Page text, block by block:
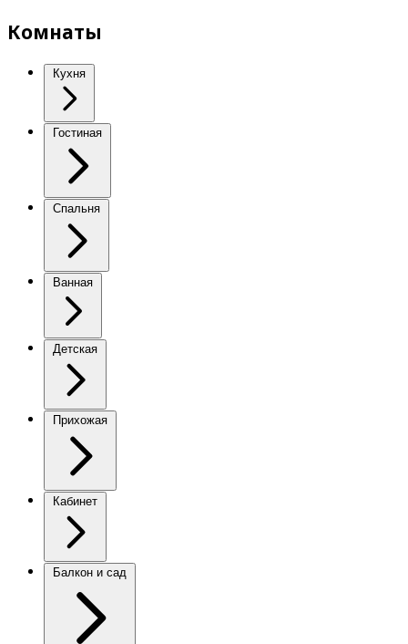
Комнаты
Кухня
Гостиная
Спальня
Ванная
Детская
Прихожая
Кабинет
Балкон и сад